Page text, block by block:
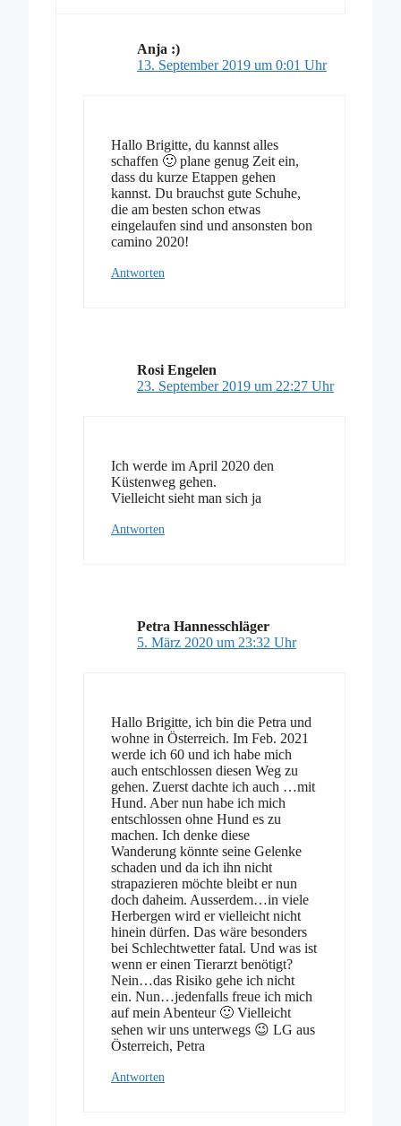
Anja :)
13. September 2019 um 0:01 Uhr
Hallo Brigitte, du kannst alles
schaffen 🙂 plane genug Zeit ein,
dass du kurze Etappen gehen
kannst. Du brauchst gute Schuhe,
die am besten schon etwas
eingelaufen sind und ansonsten bon
camino 2020!
Antworten
Rosi Engelen
23. September 2019 um 22:27 Uhr
Ich werde im April 2020 den
Küstenweg gehen.
Vielleicht sieht man sich ja
Antworten
Petra Hannesschläger
5. März 2020 um 23:32 Uhr
Hallo Brigitte, ich bin die Petra und
wohne in Österreich. Im Feb. 2021
werde ich 60 und ich habe mich
auch entschlossen diesen Weg zu
gehen. Zuerst dachte ich auch …mit
Hund. Aber nun habe ich mich
entschlossen ohne Hund es zu
machen. Ich denke diese
Wanderung könnte seine Gelenke
schaden und da ich ihn nicht
strapazieren möchte bleibt er nun
doch daheim. Ausserdem…in viele
Herbergen wird er vielleicht nicht
hinein dürfen. Das wäre besonders
bei Schlechtwetter fatal. Und was ist
wenn er einen Tierarzt benötigt?
Nein…das Risiko gehe ich nicht
ein. Nun…jedenfalls freue ich mich
auf mein Abenteur 🙂 Vielleicht
sehen wir uns unterwegs 😉 LG aus
Österreich, Petra
Antworten